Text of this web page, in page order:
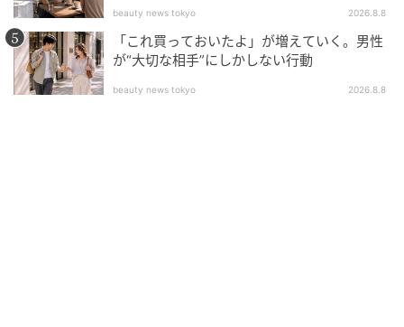
beauty news tokyo 2026.8.8
「これ買っておいたよ」が増えていく。男性
が“大切な相手”にしかしない行動
beauty news tokyo 2026.8.8